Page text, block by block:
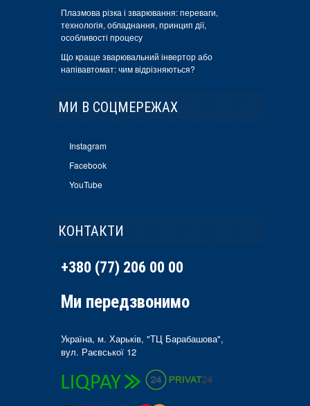
Плазмова різка і зварювання: переваги,
технологія, обладнання, принцип дії,
особливості процесу
Що краще зварювальний інвертор або
напівавтомат: чим відрізняються?
МИ В СОЦМЕРЕЖАХ
Instagram
Facebook
YouTube
КОНТАКТИ
+380 (77) 206 00 00
Ми передзвонимо
Україна, м. Харьків, "ТЦ Барабашова",
вул. Раєвської 12